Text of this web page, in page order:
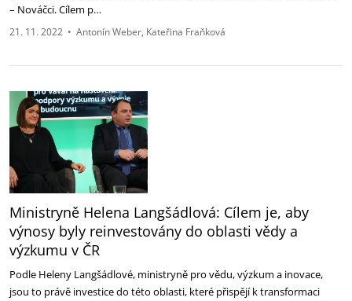
– Nováčci. Cílem p…
21. 11. 2022 • Antonín Weber Kateřina Fraňková
Ministryně Helena Langšádlová: Cílem je, aby
výnosy byly reinvestovány do oblasti vědy a
výzkumu v ČR
Podle Heleny Langšádlové, ministryně pro vědu, výzkum a inovace,
jsou to právě investice do této oblasti, které přispějí k transformaci